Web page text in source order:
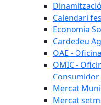
Calendari
Economia
Cardedeu
OAE -
OMIC -
Consumidor
Mercat
Mercat